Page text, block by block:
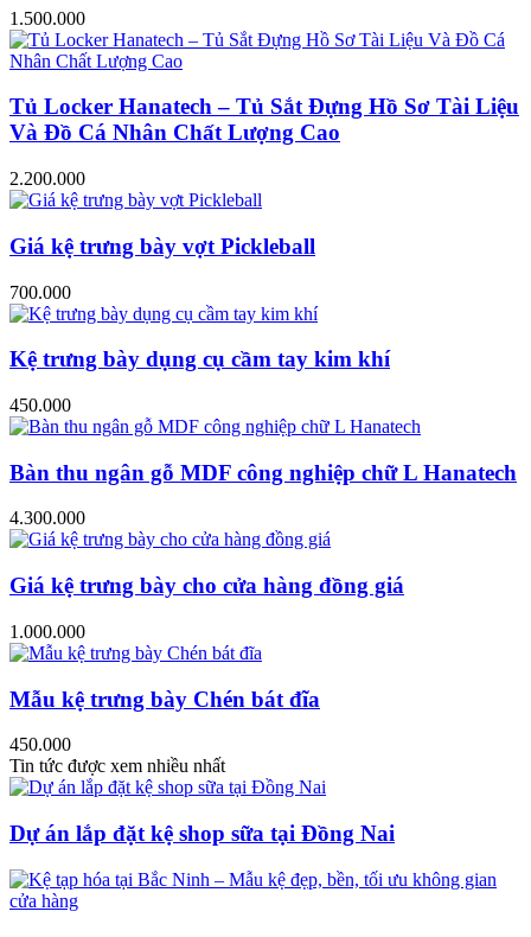
1.500.000
Tủ Locker Hanatech – Tủ Sắt Đựng Hồ Sơ Tài Liệu
Và Đồ Cá Nhân Chất Lượng Cao
2.200.000
Giá kệ trưng bày vợt Pickleball
700.000
Kệ trưng bày dụng cụ cầm tay kim khí
450.000
Bàn thu ngân gỗ MDF công nghiệp chữ L Hanatech
4.300.000
Giá kệ trưng bày cho cửa hàng đồng giá
1.000.000
Mẫu kệ trưng bày Chén bát đĩa
450.000
Tin tức được xem nhiều nhất
Dự án lắp đặt kệ shop sữa tại Đồng Nai